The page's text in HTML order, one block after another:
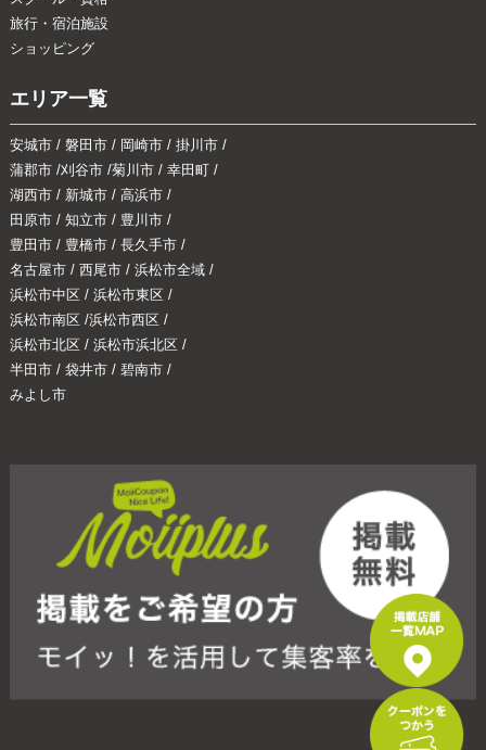
旅行・宿泊施設
ショッピング
エリア一覧
安城市/ 磐田市/ 岡崎市/ 掛川市/
蒲郡市/刈谷市/菊川市/ 幸田町/
湖西市/ 新城市/ 高浜市/
田原市/ 知立市/ 豊川市/
豊田市/ 豊橋市/ 長久手市/
名古屋市/ 西尾市/ 浜松市全域/
浜松市中区 / 浜松市東区 /
浜松市南区 /浜松市西区 /
浜松市北区 / 浜松市浜北区 /
半田市/ 袋井市/ 碧南市/
みよし市